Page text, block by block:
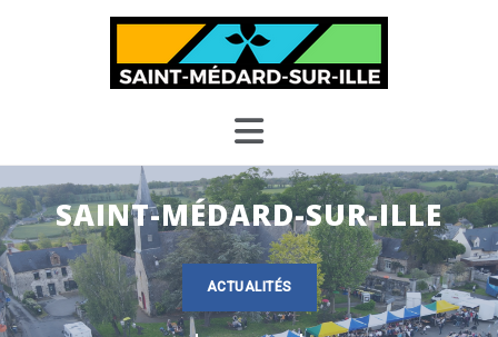
SAINT-MÉDARD-SUR-ILLE
ACTUALITÉS